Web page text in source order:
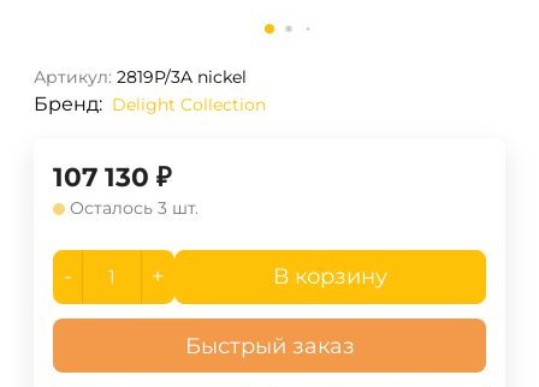
Артикул: 2819P/3A nickel
Бренд: Delight Collection
107 130 ₽
Осталось 3 шт.
- + В корзину
Быстрый заказ